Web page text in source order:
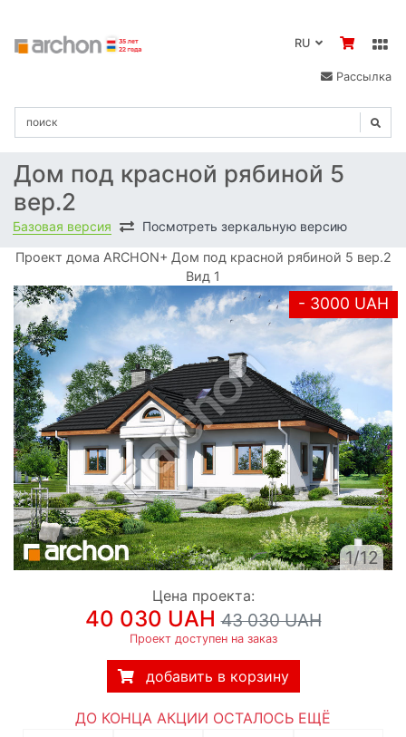
Рассылка
Дом под красной рябиной 5
вер.2
Базовая версия Посмотреть зеркальную версию
Проект дома ARCHON+ Дом под красной рябиной 5 вер.2
Вид 1
- 3000 UAH
1/12
Цена проекта:
40 030 UAH43 030 UAH
Проект доступен на заказ
добавить в корзину
ДО КОНЦА АКЦИИ ОСТАЛОСЬ ЕЩЁ